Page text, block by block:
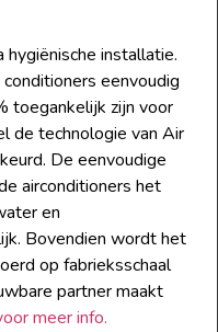
installatie.
eenvoudig
toegankelijk zijn voor
de technologie van Air
De eenvoudige
airconditioners het
en
Bovendien wordt het
op fabrieksschaal
partner maakt
meer info.